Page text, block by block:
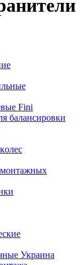
Fini
бaлaнcиpoвки
Украина